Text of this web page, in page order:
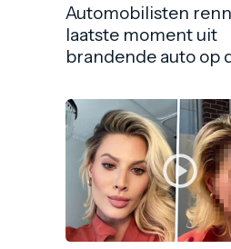
Automobilisten
laatste moment uit
brandende auto op